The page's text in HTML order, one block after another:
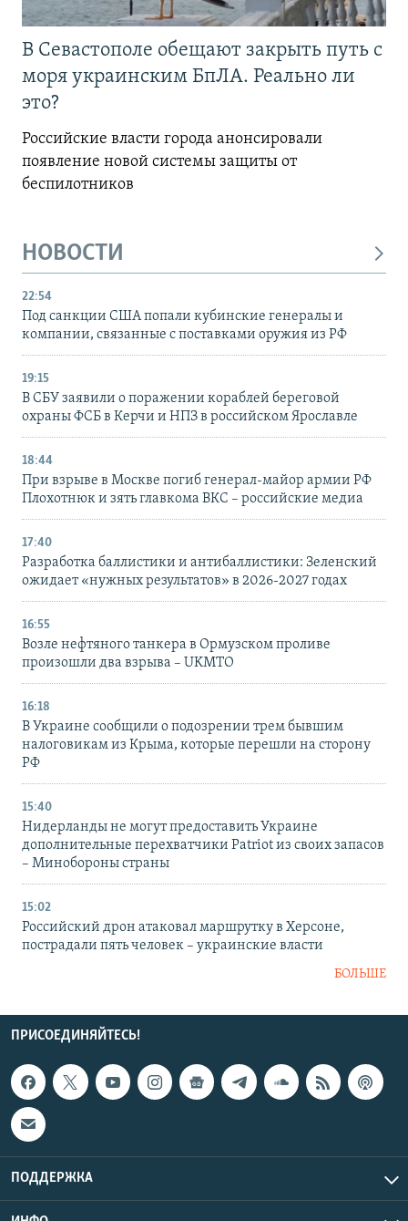
В Севастополе обещают закрыть путь с
моря украинским БпЛА. Реально ли
это?
Российские власти города анонсировали
появление новой системы защиты от
беспилотников
НОВОСТИ
22:54
Под санкции США попали кубинские генералы и
компании, связанные с поставками оружия из РФ
19:15
В СБУ заявили о поражении кораблей береговой
охраны ФСБ в Керчи и НПЗ в российском Ярославле
18:44
При взрыве в Москве погиб генерал-майор армии РФ
Плохотнюк и зять главкома ВКС – российские медиа
17:40
Разработка баллистики и антибаллистики: Зеленский
ожидает «нужных результатов» в 2026-2027 годах
16:55
Возле нефтяного танкера в Ормузском проливе
произошли два взрыва – UKMTO
16:18
В Украине сообщили о подозрении трем бывшим
налоговикам из Крыма, которые перешли на сторону
РФ
15:40
Нидерланды не могут предоставить Украине
дополнительные перехватчики Patriot из своих запасов
– Минобороны страны
15:02
Российский дрон атаковал маршрутку в Херсоне,
пострадали пять человек – украинские власти
БОЛЬШЕ
ПРИСОЕДИНЯЙТЕСЬ!
ПОДДЕРЖКА